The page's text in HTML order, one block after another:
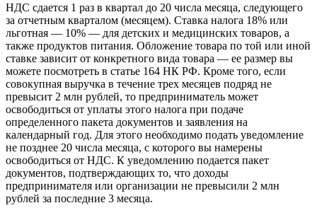
НДС сдается 1 раз в квартал до 20 числа месяца, следующего
за отчетным кварталом (месяцем). Ставка налога 18% или
льготная — 10% — для детских и медицинских товаров, а
также продуктов питания. Обложение товара по той или иной
ставке зависит от конкретного вида товара — ее размер вы
можете посмотреть в статье 164 НК РФ. Кроме того, если
совокупная выручка в течение трех месяцев подряд не
превысит 2 млн рублей, то предприниматель может
освободиться от уплаты этого налога при подаче
определенного пакета документов и заявления на
календарный год. Для этого необходимо подать уведомление
не позднее 20 числа месяца, с которого вы намерены
освободиться от НДС. К уведомлению подается пакет
документов, подтверждающих то, что доходы
предпринимателя или организации не превысили 2 млн
рублей за последние 3 месяца.